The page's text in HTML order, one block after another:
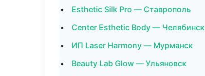
Esthetic Silk Pro — Ставрополь
Center Esthetic Body — Челябинск
ИП Laser Harmony — Мурманск
Beauty Lab Glow — Ульяновск